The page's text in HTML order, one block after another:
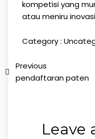
kompetisi yang
atau meniru
Category :
Previous
pendaftaran paten
Leave